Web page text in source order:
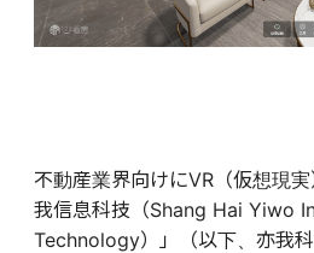
不動産業界向けにVR（仮想現
我信息科技（Shang Hai Yiwo
Technology）」（以下、亦我